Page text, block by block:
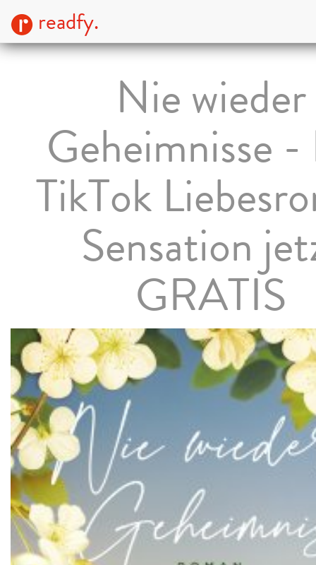
readfy.
Nie wieder
Geheimnisse
TikTok
Sensation
GRATIS